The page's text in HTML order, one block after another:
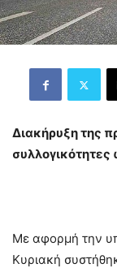
Διακήρυξη της
Με αφορμή την
Κυριακή